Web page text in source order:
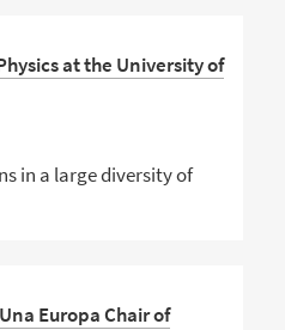
at the University of
in a large diversity of
Europa Chair of